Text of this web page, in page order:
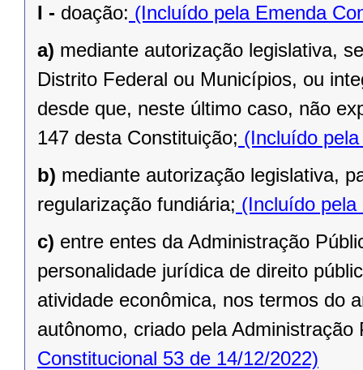
I - doação: (Incluído pela Emenda
a) mediante autorização legislativa,
Distrito Federal ou Municípios, ou
desde que, neste último caso, não
147 desta Constituição; (Incluído
b) mediante autorização legislativa,
regularização fundiária; (Incluído pela
c) entre entes da Administração
personalidade jurídica de direito
atividade econômica, nos termos do
autônomo, criado pela Administração
Constitucional 53 de 14/12/2022)